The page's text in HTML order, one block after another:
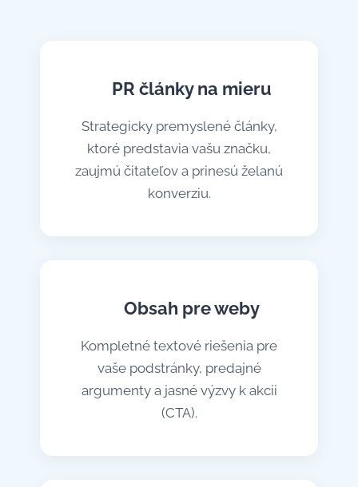
📰 PR články na mieru
Strategicky premyslené články,
ktoré predstavia vašu značku,
zaujmú čitateľov a prinesú želanú
konverziu.
✍️ Obsah pre weby
Kompletné textové riešenia pre
vaše podstránky, predajné
argumenty a jasné výzvy k akcii
(CTA).